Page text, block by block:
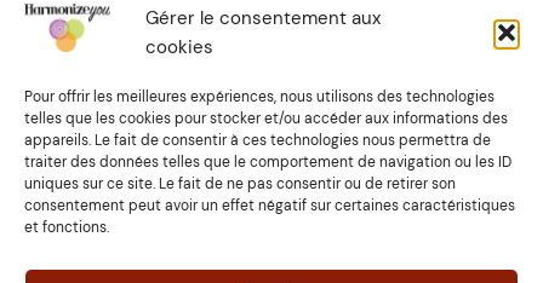
Gérer le consentement aux
cookies
Pour offrir les meilleures expériences, nous utilisons des technologies
telles que les cookies pour stocker et/ou accéder aux informations des
appareils. Le fait de consentir à ces technologies nous permettra de
traiter des données telles que le comportement de navigation ou les ID
uniques sur ce site. Le fait de ne pas consentir ou de retirer son
consentement peut avoir un effet négatif sur certaines caractéristiques
et fonctions.
Faire un don pour soutenir mon travai
ATTENTION :l’accompagnement holistique et les
informations présentes sur ce site ne remplacent en
aucune façon une consultation médicale ou les conseils
d’un Praticien de santé. Seul votre médecin généraliste ou
spécialiste est habilité à l’établissement d’un diagnostic
médical et à l’établissement d’un traitement adapté qui en